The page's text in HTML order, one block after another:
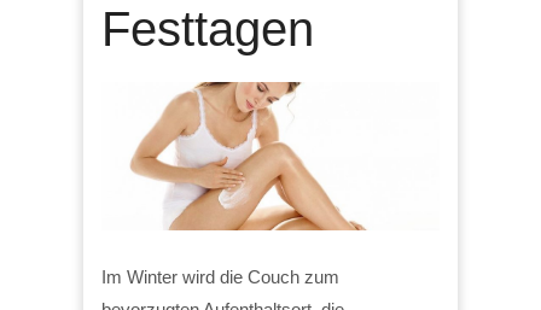
Festtagen
Im Winter wird die Couch zum